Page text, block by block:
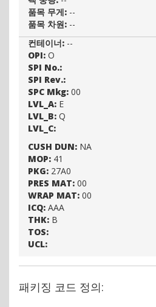
품목 무게: --
품목 차원: --
컨테이너: --
OPI: O
SPI No.:
SPI Rev.:
SPC Mkg: 00
LVL_A: E
LVL_B: Q
LVL_C:
CUSH DUN: NA
MOP: 41
PKG: 27A0
PRES MAT: 00
WRAP MAT: 00
ICQ: AAA
THK: B
TOS:
UCL:
패키징 코드 정의: